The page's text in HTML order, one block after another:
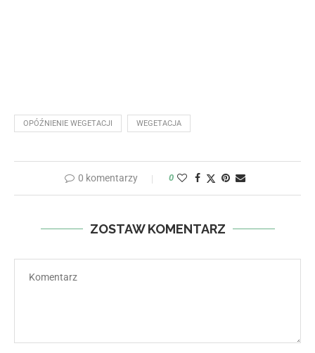
OPÓŹNIENIE WEGETACJI WEGETACJA
0 komentarzy 0
ZOSTAW KOMENTARZ